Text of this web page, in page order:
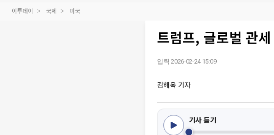
이투데이 국제 미국
트럼프, 글로벌 관
입력 2026-02-24 15:09
김해욱 기자
기사 듣기